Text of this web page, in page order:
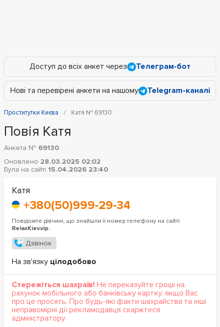
Доступ до всіх анкет через Телеграм-бот
Нові та перевірені анкети на нашому Telegram-каналі
Проститутки Києва Катя № 69130
Повія Катя
Анкета № 69130
Оновлено 28.03.2025 02:02
Була на сайті 15.04.2026 23:40
Катя
+380(50)999-29-34
Повідомте дівчині, що знайшли її номер телефону на сайті
RelaxKiev.vip.
Дзвінок
На зв'язку цілодобово
Стережіться шахраїв! Не переказуйте гроші на
рахунок мобільного або банківську картку, якщо Вас
про це просять. Про будь-які факти шахрайства та інші
неправомірні дії рекламодавця скаржтеся
адміністратору.